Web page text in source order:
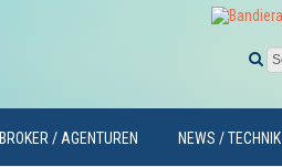
BROKER / AGENTUREN NEWS / TECHNIK